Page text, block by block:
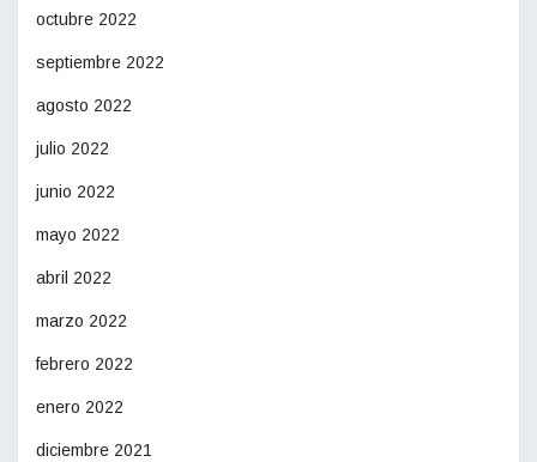
octubre 2022
septiembre 2022
agosto 2022
julio 2022
junio 2022
mayo 2022
abril 2022
marzo 2022
febrero 2022
enero 2022
diciembre 2021